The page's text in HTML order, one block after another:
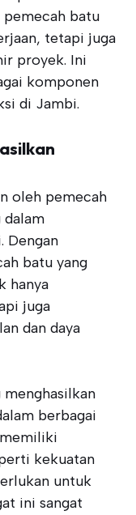
batu
tetapi juga
proyek. Ini
komponen
di Jambi.
oleh pemecah
dalam
Dengan
batu yang
hanya
juga
dan daya
berbagai
kekuatan
untuk
ini sangat